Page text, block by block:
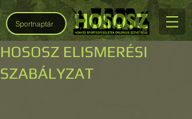
Sportnaptár
HOSOSZ ELISMERÉSI
SZABÁLYZAT